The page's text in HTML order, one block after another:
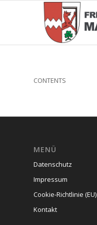
CONTENTS
MENÜ
Datenschutz
Impressum
Cookie-Richtlinie (EU)
Kontakt